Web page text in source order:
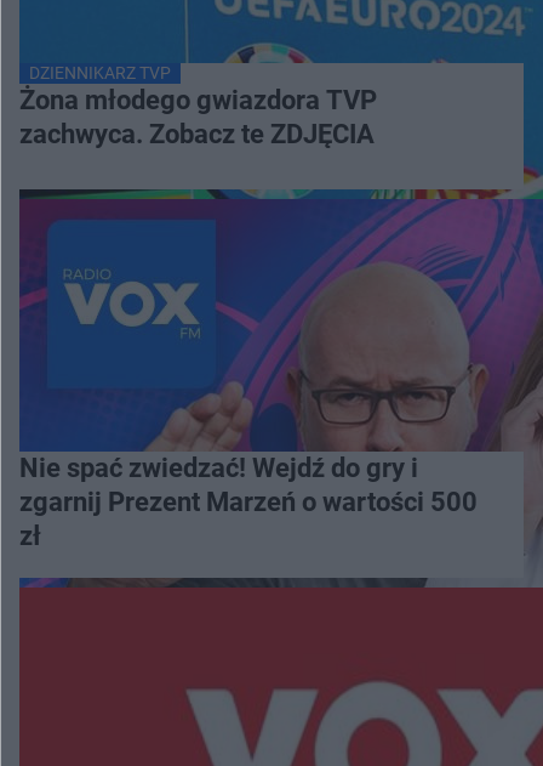
DZIENNIKARZ TVP
Żona młodego gwiazdora TVP
zachwyca. Zobacz te ZDJĘCIA
Nie spać zwiedzać! Wejdź do gry i
zgarnij Prezent Marzeń o wartości 500
zł